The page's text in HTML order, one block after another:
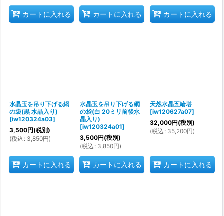
カートに入れる カートに入れる カートに入れる
水晶玉を吊り下げる網
の袋(黒 水晶入り)
[iw120324a03]
3,500円(税別)
(税込 : 3,850円)
カートに入れる
水晶玉を吊り下げる網
の袋(白 20ミリ前後水
晶入り)
[iw120324a01]
3,500円(税別)
(税込 : 3,850円)
カートに入れる
天然水晶五輪塔
[iw120627a07]
32,000円(税別)
(税込 : 35,200円)
カートに入れる